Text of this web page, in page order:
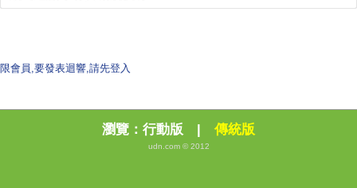
限會員,要發表迴響,請先登入
瀏覽： 行動版 | 傳統版
udn.com © 2012